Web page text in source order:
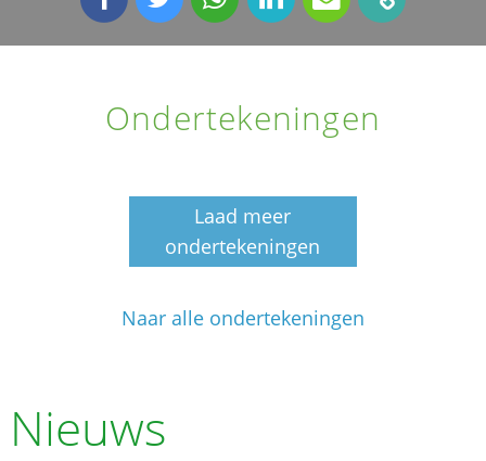
Ondertekeningen
Laad meer
ondertekeningen
Naar alle ondertekeningen
Nieuws